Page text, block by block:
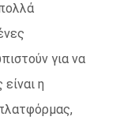
για να
η